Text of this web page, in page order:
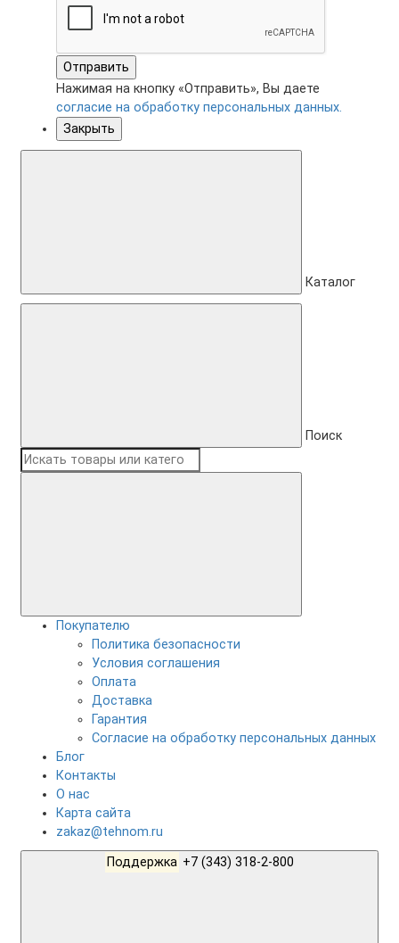
Отправить
Нажимая на кнопку «Отправить», Вы даете
согласие на обработку персональных данных.
Закрыть
Каталог
Поиск
Покупателю
Политика безопасности
Условия соглашения
Оплата
Доставка
Гарантия
Согласие на обработку персональных данных
Блог
Контакты
О нас
Карта сайта
zakaz@tehnom.ru
Поддержка